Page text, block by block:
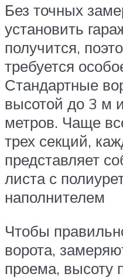
Без точных
установить
получится,
требуется
Стандартные
высотой до 3 м
метров. Чаще
трех секций,
представляет
листа с
наполнителем
Чтобы
ворота,
проема, высоту